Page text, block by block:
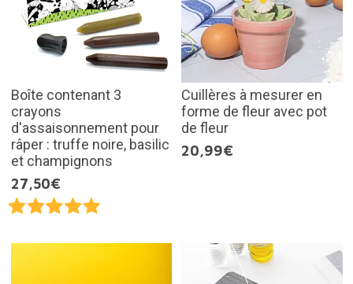
Boîte contenant 3
crayons
d'assaisonnement pour
râper : truffe noire, basilic
et champignons
27,50€
Cuillères à mesurer en
forme de fleur avec pot
de fleur
20,99€